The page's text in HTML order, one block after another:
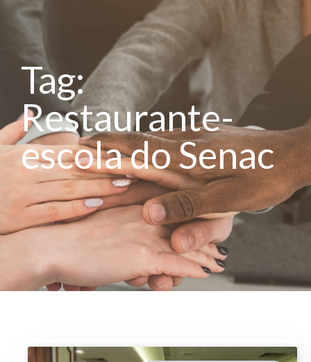
Tag:
Restaurante-
escola do Senac